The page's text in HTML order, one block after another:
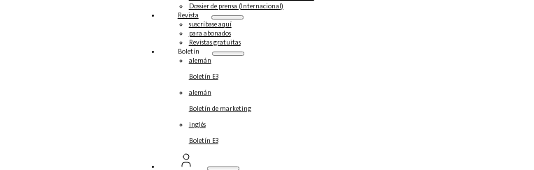
Dossier de prensa (Internacional)
Revista
suscríbase aquí
para abonados
Revistas gratuitas
Boletín
alemán
Boletín E3
alemán
Boletín de marketing
inglés
Boletín E3